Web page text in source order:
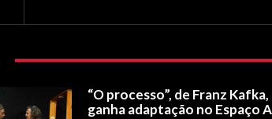
“O processo”, de Franz Kafka,
ganha adaptação no Espaço